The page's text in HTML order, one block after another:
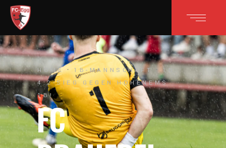
HOME 1B-MANNSCHAFT
1B:
4:2-SIEG GEGEN HOHENEMS
1B!
FC